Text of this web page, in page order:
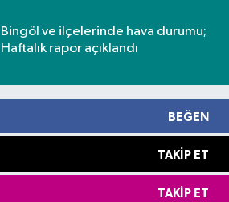
Bingöl ve ilçelerinde hava durumu;
Haftalık rapor açıklandı
BEĞEN
TAKIP ET
TAKIP ET